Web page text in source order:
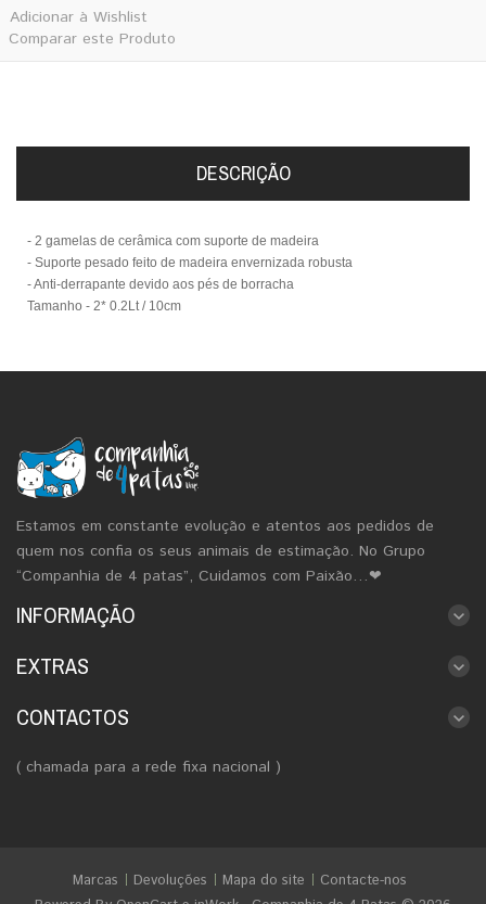
Adicionar à Wishlist
Comparar este Produto
DESCRIÇÃO
- 2 gamelas de cerâmica com suporte de madeira
- Suporte pesado feito de madeira envernizada robusta
- Anti-derrapante devido aos pés de borracha
Tamanho - 2* 0.2Lt / 10cm
Estamos em constante evolução e atentos aos pedidos de
quem nos confia os seus animais de estimação. No Grupo
“Companhia de 4 patas”, Cuidamos com Paixão…❤
INFORMAÇÃO
EXTRAS
CONTACTOS
( chamada para a rede fixa nacional )
Marcas Devoluções Mapa do site
Contacte-nos